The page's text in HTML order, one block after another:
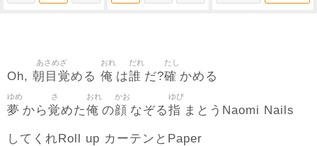
Oh, 朝目覚
あさめざ
める 俺
おれ
は誰
だれ
だ?確
たし
かめる
夢
ゆめ
から覚
さ
めた俺
おれ
の顔
かお
なぞる指
ゆび
まとうNaomi Nails
してくれRoll up カーテンとPaper